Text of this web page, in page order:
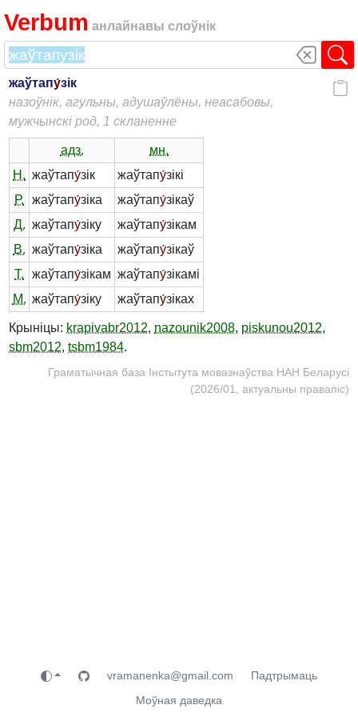
Verbum анлайнавы слоўнік
жаўтапу́зік
назоўнік, агульны, адушаўлёны, неасабовы,
мужчынскі род, 1 скланенне
адз.
мн.
Н. жаўтапу́зік жаўтапу́зікі
Р.
жаўтапу́зіка жаўтапу́зікаў
Д. жаўтапу́зіку жаўтапу́зікам
В. жаўтапу́зіка жаўтапу́зікаў
Т.
жаўтапу́зікам жаўтапу́зікамі
М. жаўтапу́зіку жаўтапу́зіках
Крыніцы: krapivabr2012, nazounik2008, piskunou2012,
sbm2012, tsbm1984.
Граматычная база Інстытута мовазнаўства НАН Беларусі
(2026/01, актуальны правапіс)
vramanenka@gmail.com
Падтрымаць
Моўная даведка